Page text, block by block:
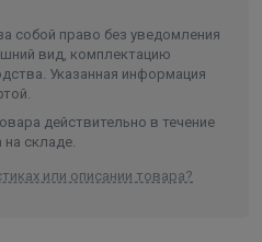
от прогорания
топливника печи в месте
с замком исключает
воздуха, но при этом
легко и удобно
37.000
76.000
51.000
760
680
собой право без уведомления
вид, комплектацию
Указанная информация
действительно в течение
на складе.
или описании товара?